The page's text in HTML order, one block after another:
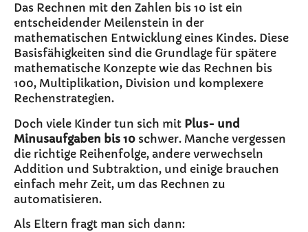
Das Rechnen mit den Zahlen bis 10 ist ein
entscheidender Meilenstein in der
mathematischen Entwicklung eines Kindes. Diese
Basisfähigkeiten sind die Grundlage für spätere
mathematische Konzepte wie das Rechnen bis
100, Multiplikation, Division und komplexere
Rechenstrategien.
Doch viele Kinder tun sich mit Plus- und
Minusaufgaben bis 10 schwer. Manche vergessen
die richtige Reihenfolge, andere verwechseln
Addition und Subtraktion, und einige brauchen
einfach mehr Zeit, um das Rechnen zu
automatisieren.
Als Eltern fragt man sich dann: